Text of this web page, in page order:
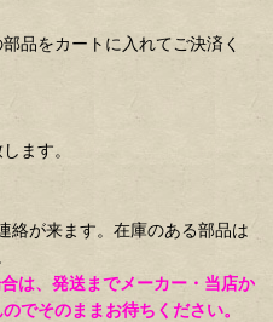
品をカートに入れてご決済く
ます。
絡が来ます。在庫のある部品は
は、発送までメーカー・当店か
でそのままお待ちください。